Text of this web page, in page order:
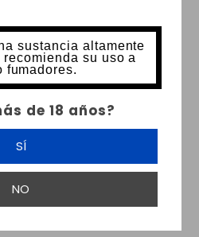
sustancia altamente
su uso a
fumadores.
de 18 años?
SÍ
NO